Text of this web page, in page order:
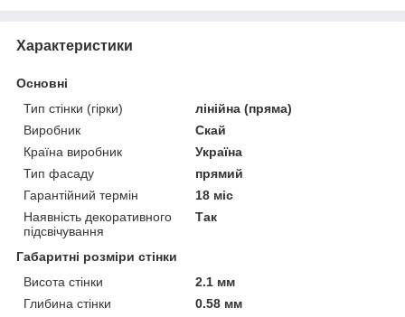
Характеристики
Основні
Тип стінки (гірки)
лінійна (пряма)
Виробник
Скай
Країна виробник
Україна
Тип фасаду
прямий
Гарантійний термін
18 міс
Наявність декоративного
підсвічування
Так
Габаритні розміри стінки
Висота стінки
2.1 мм
Глибина стінки
0.58 мм